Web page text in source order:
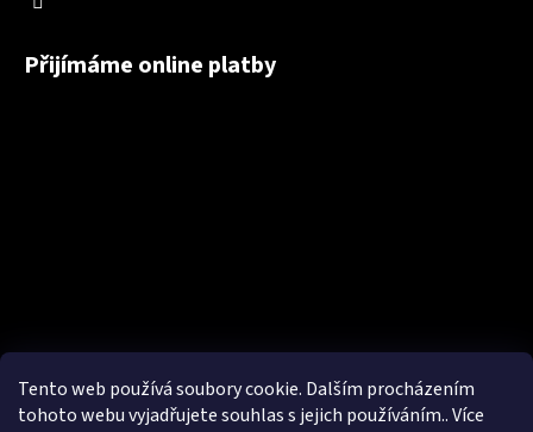
Tento web používá soubory cookie. Dalším procházením
tohoto webu vyjadřujete souhlas s jejich používáním.. Více
Přijímáme online platby